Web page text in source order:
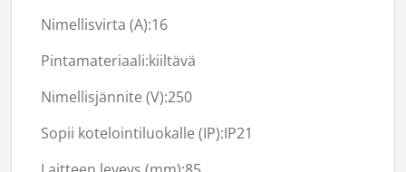
Nimellisvirta (A):16
Pintamateriaali:kiiltävä
Nimellisjännite (V):250
Sopii kotelointiluokalle (IP):IP21